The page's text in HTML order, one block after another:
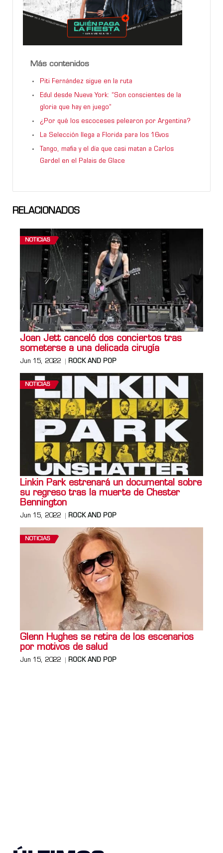
Más contenidos
Piti Fernández sigue en la ruta
Edul desde Nueva York: “Son conscientes de la
gloria que hay en juego”
¿Por qué los escoceses pelearon por Argentina?
La Selección llega a Florida para los 16vos
Tango, mafia y el día que casi matan a Carlos
Gardel en el Palais de Glace
RELACIONADOS
NOTICIAS
Joan Jett canceló dos conciertos tras
someterse a una delicada cirugía
Jun 15, 2022 ROCK AND POP
NOTICIAS
Linkin Park estrenará un documental sobre
su regreso tras la muerte de Chester
Bennington
Jun 15, 2022 ROCK AND POP
NOTICIAS
Glenn Hughes se retira de los escenarios
por motivos de salud
Jun 15, 2022 ROCK AND POP